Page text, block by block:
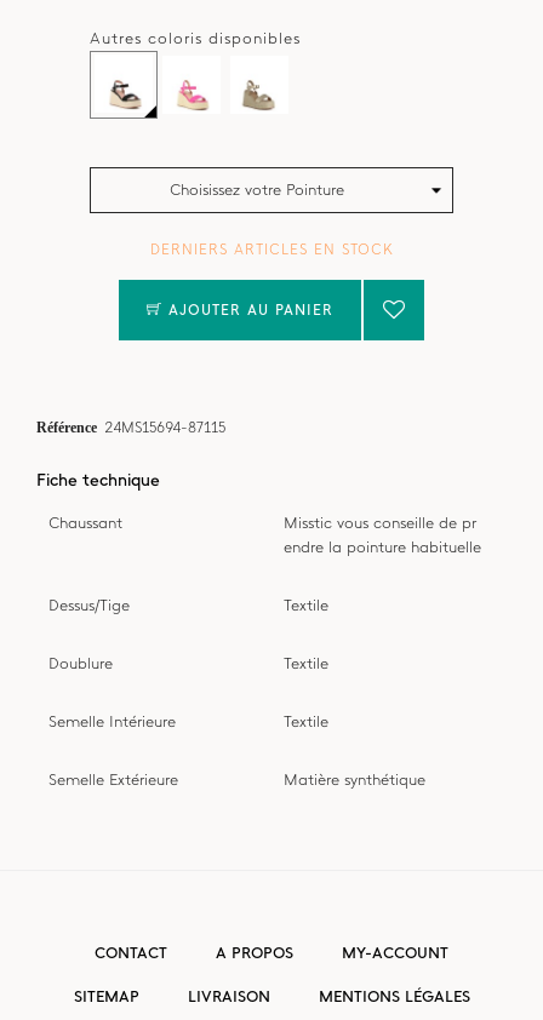
Autres coloris disponibles
Choisissez votre Pointure
DERNIERS ARTICLES EN STOCK
AJOUTER AU PANIER
Référence 24MS15694-87115
Fiche technique
Chaussant
Misstic vous conseille de pr
endre la pointure habituelle
Dessus/Tige Textile
Doublure Textile
Semelle Intérieure Textile
Semelle Extérieure Matière synthétique
CONTACT A PROPOS MY-ACCOUNT
SITEMAP LIVRAISON MENTIONS LÉGALES